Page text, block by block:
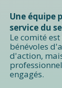
Une équipe
service du
Le comité
bénévoles
d'action,
engagés.